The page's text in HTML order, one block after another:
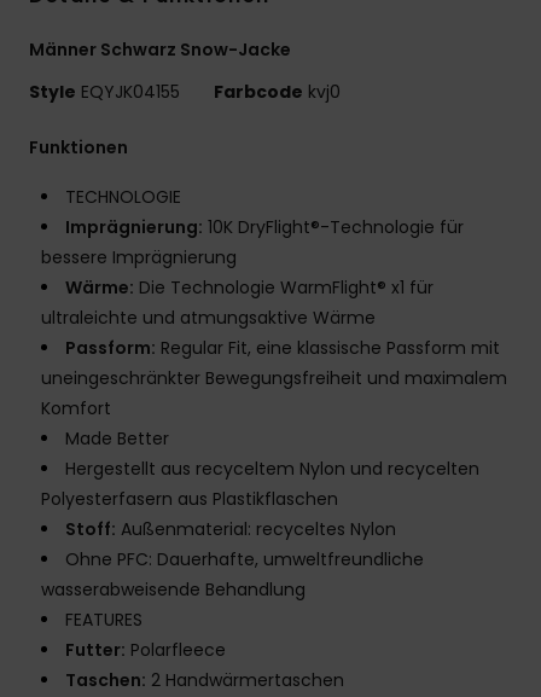
Männer Schwarz Snow-Jacke
Style EQYJK04155 Farbcode kvj0
Funktionen
TECHNOLOGIE
Imprägnierung: 10K DryFlight®-Technologie für
bessere Imprägnierung
Wärme: Die Technologie WarmFlight® x1 für
ultraleichte und atmungsaktive Wärme
Passform: Regular Fit, eine klassische Passform mit
uneingeschränkter Bewegungsfreiheit und maximalem
Komfort
Made Better
Hergestellt aus recyceltem Nylon und recycelten
Polyesterfasern aus Plastikflaschen
Stoff: Außenmaterial: recyceltes Nylon
Ohne PFC: Dauerhafte, umweltfreundliche
wasserabweisende Behandlung
FEATURES
Futter: Polarfleece
Taschen: 2 Handwärmertaschen